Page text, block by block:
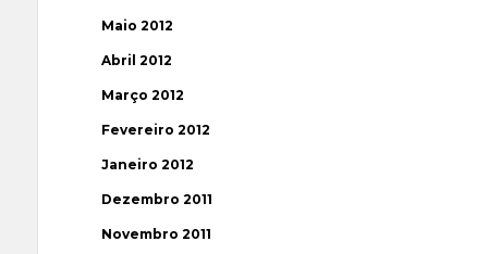
Maio 2012
Abril 2012
Março 2012
Fevereiro 2012
Janeiro 2012
Dezembro 2011
Novembro 2011